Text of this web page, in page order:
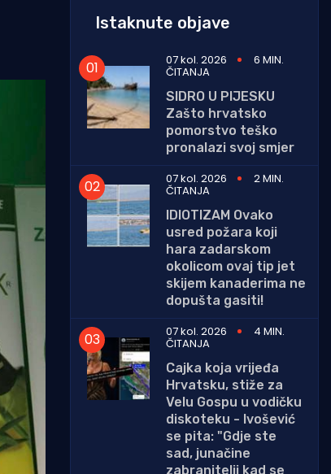
Istaknute objave
07 kol. 2026 6 MIN.
ČITANJA
SIDRO U PIJESKU
Zašto hrvatsko
pomorstvo teško
pronalazi svoj smjer
07 kol. 2026
2 MIN.
ČITANJA
IDIOTIZAM Ovako
usred požara koji
hara zadarskom
okolicom ovaj tip jet
skijem kanaderima ne
dopušta gasiti!
07 kol. 2026
4 MIN.
ČITANJA
Cajka koja vrijeđa
Hrvatsku, stiže za
Velu Gospu u vodičku
diskoteku - Ivošević
se pita: "Gdje ste
sad, junačine
zabranitelji kad se